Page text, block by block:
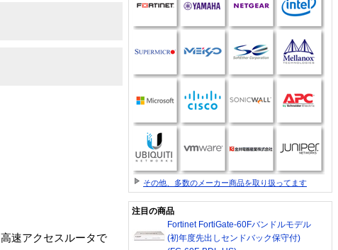
速アクセスルータで
その他、多数のメーカー商品を取り扱ってます
注目の商品
Fortinet FortiGate-60Fバンドルモデル
(初年度先出しセンドバック保守付)